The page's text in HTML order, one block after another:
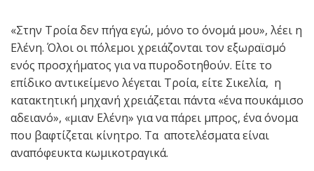
«Στην Τροία δεν πήγα εγώ, μόνο το όνομά μου», λέει η
Ελένη. Όλοι οι πόλεμοι χρειάζονται τον εξωραϊσμό
ενός προσχήματος για να πυροδοτηθούν. Είτε το
επίδικο αντικείμενο λέγεται Τροία, είτε Σικελία, η
κατακτητική μηχανή χρειάζεται πάντα «ένα πουκάμισο
αδειανό», «μιαν Ελένη» για να πάρει μπρος, ένα όνομα
που βαφτίζεται κίνητρο. Τα αποτελέσματα είναι
αναπόφευκτα κωμικοτραγικά.